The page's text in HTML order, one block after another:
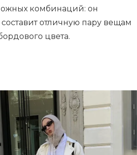
комбинаций: он
отличную пару вещам
цвета.